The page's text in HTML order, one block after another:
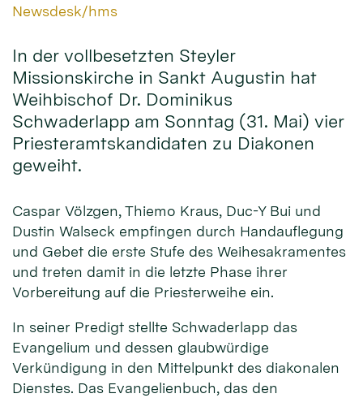
Von:
Newsdesk/hms
In der vollbesetzten Steyler
Missionskirche in Sankt Augustin hat
Weihbischof Dr. Dominikus
Schwaderlapp am Sonntag (31. Mai) vier
Priesteramtskandidaten zu Diakonen
geweiht.
Caspar Völzgen, Thiemo Kraus, Duc-Y Bui und
Dustin Walseck empfingen durch Handauflegung
und Gebet die erste Stufe des Weihesakramentes
und treten damit in die letzte Phase ihrer
Vorbereitung auf die Priesterweihe ein.
In seiner Predigt stellte Schwaderlapp das
Evangelium und dessen glaubwürdige
Verkündigung in den Mittelpunkt des diakonalen
Dienstes. Das Evangelienbuch, das den